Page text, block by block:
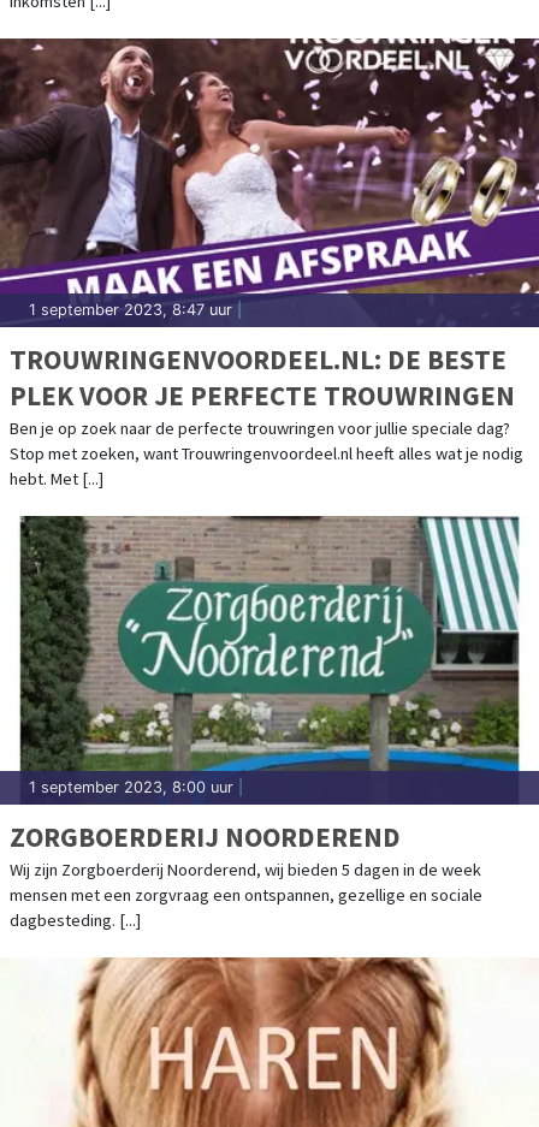
1 september 2023, 8:47 uur
TROUWRINGENVOORDEEL.NL: DE BESTE
PLEK VOOR JE PERFECTE TROUWRINGEN
Ben je op zoek naar de perfecte trouwringen voor jullie speciale dag?
Stop met zoeken, want Trouwringenvoordeel.nl heeft alles wat je nodig
hebt. Met [...]
1 september 2023, 8:00 uur
ZORGBOERDERIJ NOORDEREND
Wij zijn Zorgboerderij Noorderend, wij bieden 5 dagen in de week
mensen met een zorgvraag een ontspannen, gezellige en sociale
dagbesteding. [...]